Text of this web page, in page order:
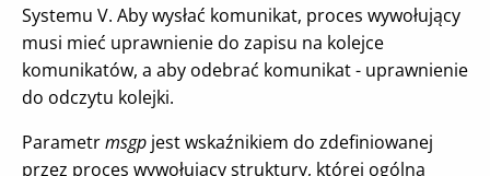
Systemu V. Aby wysłać komunikat, proces wywołujący
musi mieć uprawnienie do zapisu na kolejce
komunikatów, a aby odebrać komunikat - uprawnienie
do odczytu kolejki.
Parametrmsgp jest wskaźnikiem do zdefiniowanej
przez proces wywołujący struktury, której ogólna